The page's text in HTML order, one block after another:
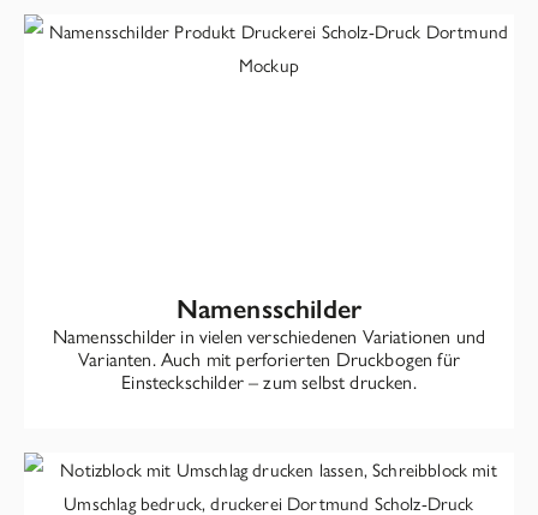
Namensschilder
Namensschilder in vielen verschiedenen Variationen und
Varianten. Auch mit perforierten Druckbogen für
Einsteckschilder – zum selbst drucken.